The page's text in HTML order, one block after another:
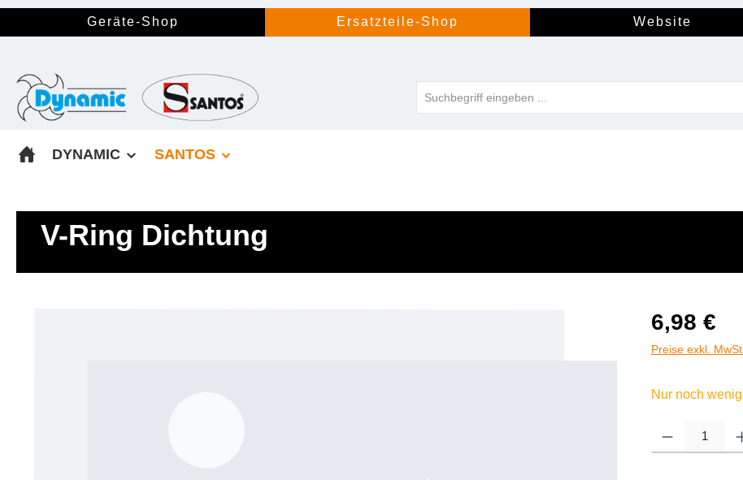
Zur Hauptnavigation springen
Geräte-Shop Ersatzteile-Shop Website
DYNAMIC SANTOS
V-Ring Dichtung
6,98 €
Preise exkl.
Nur noch